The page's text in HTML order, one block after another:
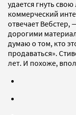
удается гнуть
коммерческий
отвечает Вебстер,
дорогими
думаю о том, кто
продаваться».
лет. И похоже,